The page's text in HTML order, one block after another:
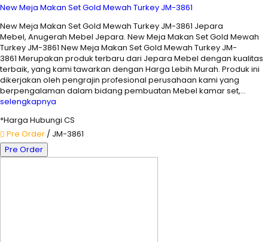
New Meja Makan Set Gold Mewah Turkey JM-3861
New Meja Makan Set Gold Mewah Turkey JM-3861 Jepara
Mebel, Anugerah Mebel Jepara. New Meja Makan Set Gold Mewah
Turkey JM-3861 New Meja Makan Set Gold Mewah Turkey JM-
3861 Merupakan produk terbaru dari Jepara Mebel dengan kualitas
terbaik, yang kami tawarkan dengan Harga Lebih Murah. Produk ini
dikerjakan oleh pengrajin profesional perusahaan kami yang
berpengalaman dalam bidang pembuatan Mebel kamar set,…
selengkapnya
*Harga Hubungi CS
Pre Order / JM-3861
Pre Order